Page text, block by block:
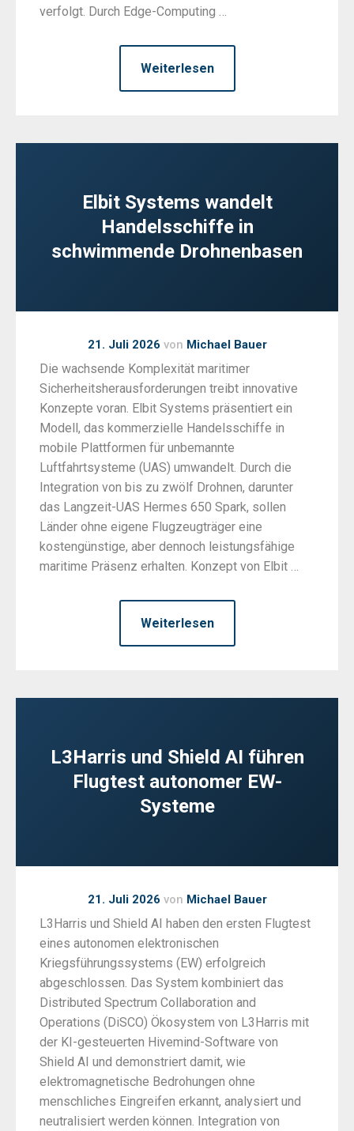
verfolgt. Durch Edge-Computing …
Weiterlesen
Elbit Systems wandelt
Handelsschiffe in
schwimmende Drohnenbasen
21. Juli 2026 von Michael Bauer
Die wachsende Komplexität maritimer
Sicherheitsherausforderungen treibt innovative
Konzepte voran. Elbit Systems präsentiert ein
Modell, das kommerzielle Handelsschiffe in
mobile Plattformen für unbemannte
Luftfahrtsysteme (UAS) umwandelt. Durch die
Integration von bis zu zwölf Drohnen, darunter
das Langzeit-UAS Hermes 650 Spark, sollen
Länder ohne eigene Flugzeugträger eine
kostengünstige, aber dennoch leistungsfähige
maritime Präsenz erhalten. Konzept von Elbit …
Weiterlesen
L3Harris und Shield AI führen
Flugtest autonomer EW-
Systeme
21. Juli 2026 von Michael Bauer
L3Harris und Shield AI haben den ersten Flugtest
eines autonomen elektronischen
Kriegsführungssystems (EW) erfolgreich
abgeschlossen. Das System kombiniert das
Distributed Spectrum Collaboration and
Operations (DiSCO) Ökosystem von L3Harris mit
der KI-gesteuerten Hivemind-Software von
Shield AI und demonstriert damit, wie
elektromagnetische Bedrohungen ohne
menschliches Eingreifen erkannt, analysiert und
neutralisiert werden können. Integration von